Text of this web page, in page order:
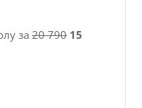
за 20 790 15